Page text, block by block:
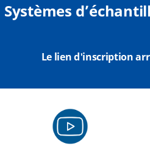
Systèmes
Le lien d'inscription